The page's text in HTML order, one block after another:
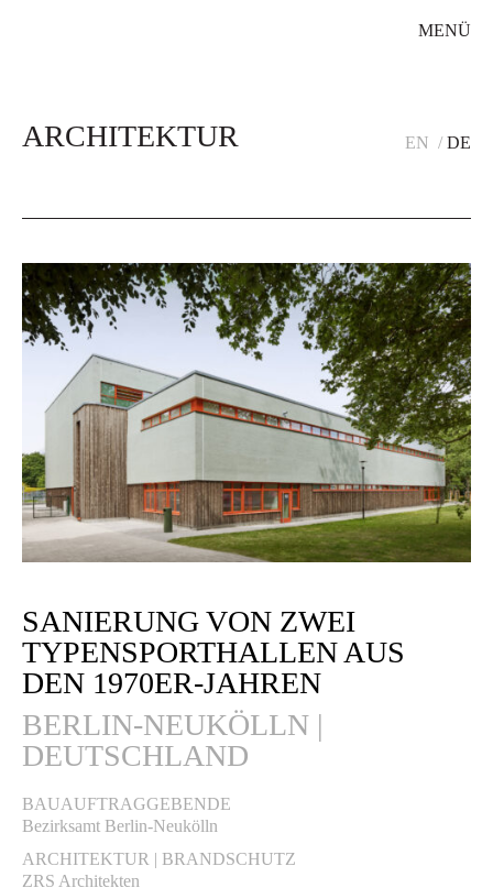
ARCHITEKTUR
MENÜ
EN DE
SANIERUNG VON ZWEI
TYPENSPORTHALLEN AUS
DEN 1970ER-JAHREN
BERLIN-NEUKÖLLN |
DEUTSCHLAND
BAUAUFTRAGGEBENDE
Bezirksamt Berlin-Neukölln
ARCHITEKTUR | BRANDSCHUTZ
ZRS Architekten